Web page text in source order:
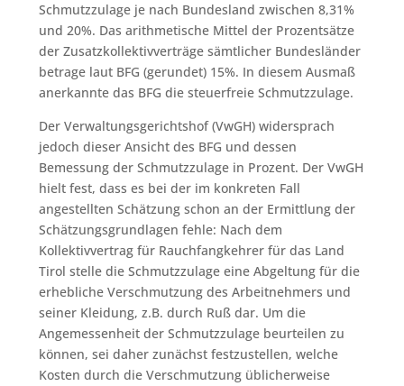
Schmutzzulage je nach Bundesland zwischen 8,31%
und 20%. Das arithmetische Mittel der Prozentsätze
der Zusatzkollektivverträge sämtlicher Bundesländer
betrage laut BFG (gerundet) 15%. In diesem Ausmaß
anerkannte das BFG die steuerfreie Schmutzzulage.
Der Verwaltungsgerichtshof (VwGH) widersprach
jedoch dieser Ansicht des BFG und dessen
Bemessung der Schmutzzulage in Prozent. Der VwGH
hielt fest, dass es bei der im konkreten Fall
angestellten Schätzung schon an der Ermittlung der
Schätzungsgrundlagen fehle: Nach dem
Kollektivvertrag für Rauchfangkehrer für das Land
Tirol stelle die Schmutzzulage eine Abgeltung für die
erhebliche Verschmutzung des Arbeitnehmers und
seiner Kleidung, z.B. durch Ruß dar. Um die
Angemessenheit der Schmutzzulage beurteilen zu
können, sei daher zunächst festzustellen, welche
Kosten durch die Verschmutzung üblicherweise